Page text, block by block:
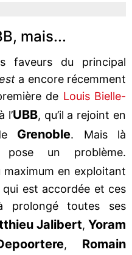
mais...
faveurs du principal
a encore récemment
de Louis Bielle-
l’UBB, qu’il a rejoint en
Grenoble. Mais là
pose un problème.
maximum en exploitant
qui est accordée et ces
prolongé toutes ses
Jalibert,Yoram
, Romain